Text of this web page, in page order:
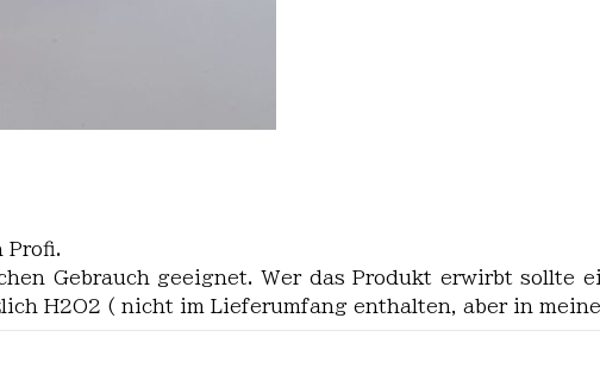
Profi.
Gebrauch geeignet. Wer das Produkt erwirbt sollte
H2O2 ( nicht im Lieferumfang enthalten, aber in